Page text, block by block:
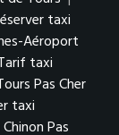
taxi
Aéroport
taxi
Pas Cher
taxi
Pas